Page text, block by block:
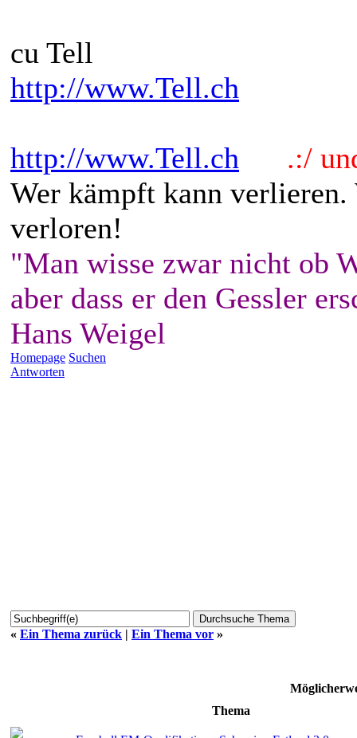
cu Tell
http://www.Tell.ch
http://www.Tell.ch
.:/
Wer kämpft kann
verloren!
"Man wisse zwar nicht ob
aber dass er den Gessler
Hans Weigel
Homepage Suchen
Antworten
« Ein Thema zurück | Ein Thema vor »
Thema